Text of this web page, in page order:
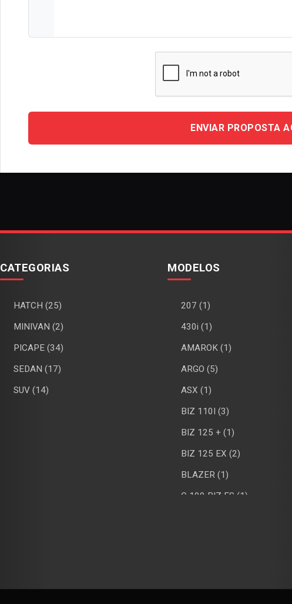
ENVIAR PROPOSTA
CATEGORIAS
HATCH (25)
MINIVAN (2)
PICAPE (34)
SEDAN (17)
SUV (14)
MODELOS
207 (1)
430i (1)
AMAROK (1)
ARGO (5)
ASX (1)
BIZ 110I (3)
BIZ 125 + (1)
BIZ 125 EX (2)
BLAZER (1)
C 100 BIZ ES (1)